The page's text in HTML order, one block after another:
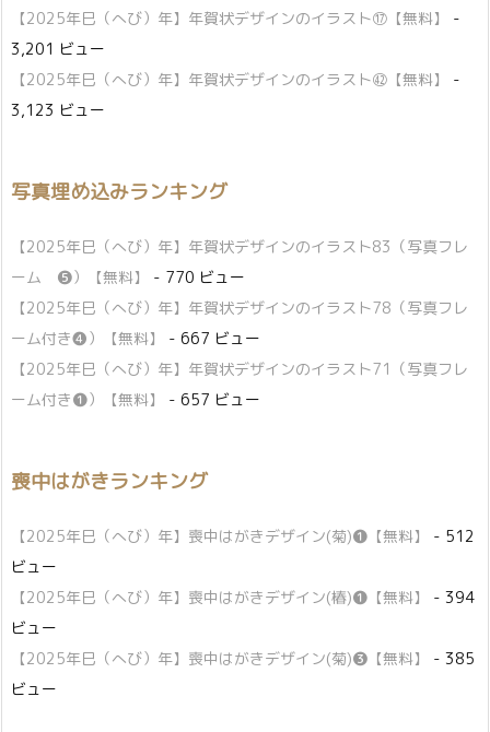
【2025年巳（へび）年】年賀状デザインのイラスト⑰【無料】
-
3,201 ビュー
【2025年巳（へび）年】年賀状デザインのイラスト㊷【無料】
-
3,123 ビュー
写真埋め込みランキング
【2025年巳（へび）年】年賀状デザインのイラスト83（写真フレ
ーム ❺）【無料】
- 770 ビュー
【2025年巳（へび）年】年賀状デザインのイラスト78（写真フレ
ーム付き❹）【無料】
- 667 ビュー
【2025年巳（へび）年】年賀状デザインのイラスト71（写真フレ
ーム付き❶）【無料】
- 657 ビュー
喪中はがきランキング
【2025年巳（へび）年】喪中はがきデザイン(菊)❶【無料】
- 512
ビュー
【2025年巳（へび）年】喪中はがきデザイン(椿)❶【無料】
- 394
ビュー
【2025年巳（へび）年】喪中はがきデザイン(菊)❸【無料】
- 385
ビュー